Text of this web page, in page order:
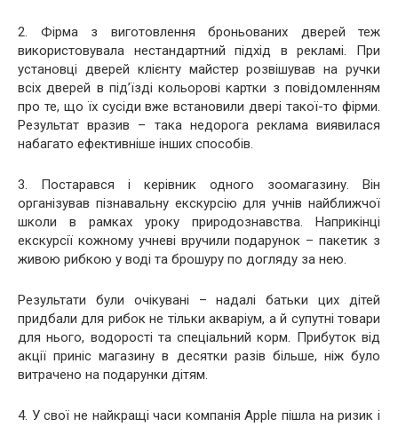
2. Фірма з виготовлення броньованих дверей теж
використовувала нестандартний підхід в рекламі. При
установці дверей клієнту майстер розвішував на ручки
всіх дверей в під’їзді кольорові картки з повідомленням
про те, що їх сусіди вже встановили двері такої-то фірми.
Результат вразив – така недорога реклама виявилася
набагато ефективніше інших способів.
3. Постарався і керівник одного зоомагазину. Він
організував пізнавальну екскурсію для учнів найближчої
школи в рамках уроку природознавства. Наприкінці
екскурсії кожному учневі вручили подарунок – пакетик з
живою рибкою у воді та брошуру по догляду за нею.
Результати були очікувані – надалі батьки цих дітей
придбали для рибок не тільки акваріум, а й супутні товари
для нього, водорості та спеціальний корм. Прибуток від
акції приніс магазину в десятки разів більше, ніж було
витрачено на подарунки дітям.
4. У свої не найкращі часи компанія Apple пішла на ризик і